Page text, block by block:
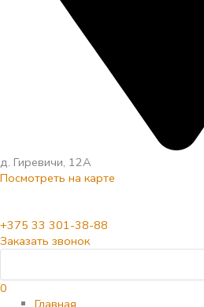
д. Гиревичи, 12А
Посмотреть на карте
+375 33 301-38-88
Заказать звонок
0
Главная